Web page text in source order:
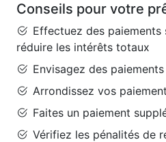
Conseils pour votre
Effectuez des
réduire les intérêts totaux
Envisagez des
Arrondissez vos
Faites un paiement
Vérifiez les pénalités de